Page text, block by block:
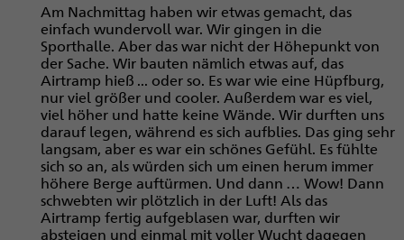
Am Nachmittag haben wir etwas gemacht, das
einfach wundervoll war. Wir gingen in die
Sporthalle. Aber das war nicht der Höhepunkt von
der Sache. Wir bauten nämlich etwas auf, das
Airtramp hieß ... oder so. Es war wie eine Hüpfburg,
nur viel größer und cooler. Außerdem war es viel,
viel höher und hatte keine Wände. Wir durften uns
darauf legen, während es sich aufblies. Das ging sehr
langsam, aber es war ein schönes Gefühl. Es fühlte
sich so an, als würden sich um einen herum immer
höhere Berge auftürmen. Und dann … Wow! Dann
schwebten wir plötzlich in der Luft! Als das
Airtramp ­fertig aufgeblasen war, durften wir
absteigen und einmal mit voller Wucht dagegen